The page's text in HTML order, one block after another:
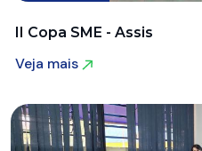
II Copa SME - Assis
Veja mais